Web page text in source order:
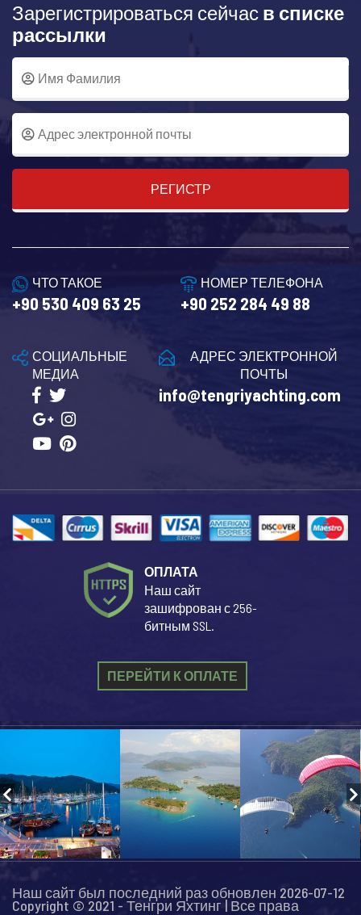
Зарегистрироваться сейчас в списке
рассылки
РЕГИСТР
ЧТО ТАКОЕ
+90 530 409 63 25
НОМЕР ТЕЛЕФОНА
+90 252 284 49 88
АДРЕС ЭЛЕКТРОННОЙ
ПОЧТЫ
info@tengriyachting.com
СОЦИАЛЬНЫЕ
МЕДИА
ОПЛАТА
Наш сайт
зашифрован с 256-
битным SSL.
ПЕРЕЙТИ К ОПЛАТЕ
Наш сайт был последний раз обновлен 2026-07-12
Copyright © 2021 - Тенгри Яхтинг | Все права